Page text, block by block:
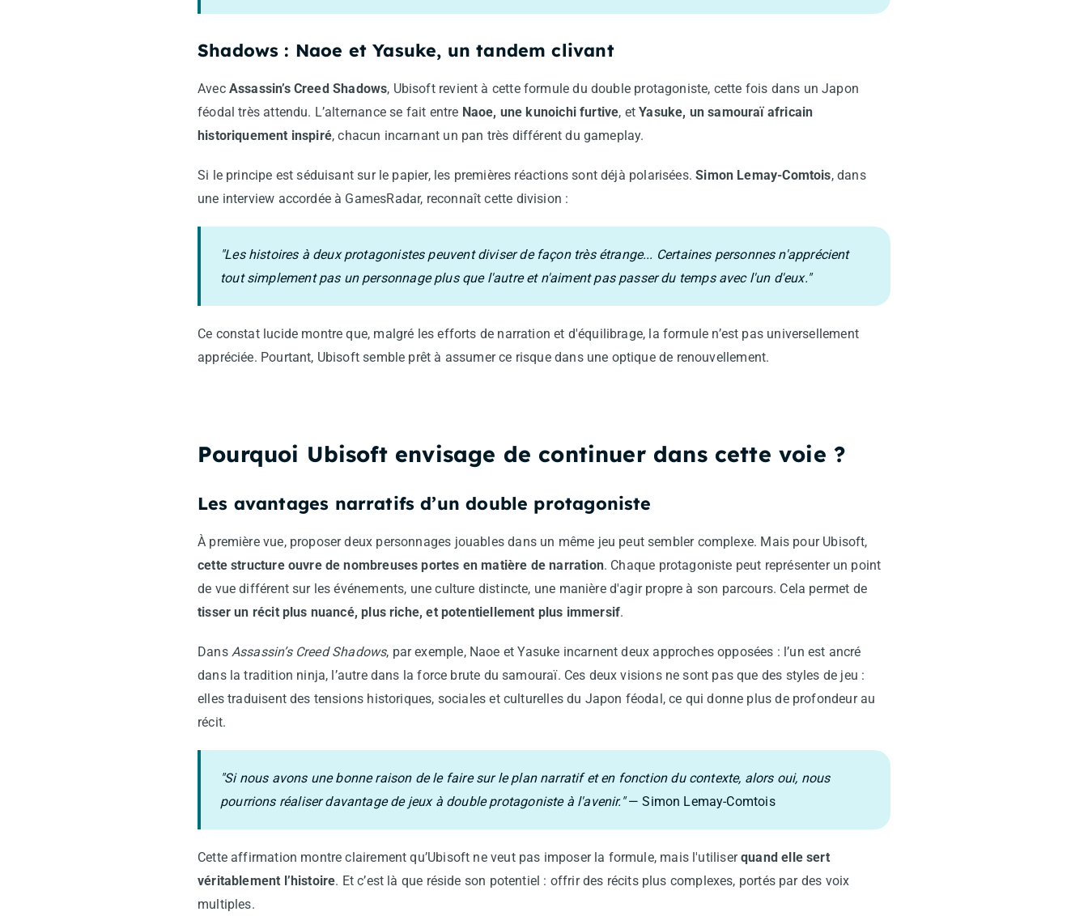
Shadows : Naoe et Yasuke, un tandem clivant
Avec Assassin’s Creed Shadows, Ubisoft revient à cette formule du double protagoniste, cette fois dans un Japon
féodal très attendu. L’alternance se fait entre Naoe, une kunoichi furtive, etYasuke, un samouraï africain
historiquement inspiré, chacun incarnant un pan très différent du gameplay.
Si le principe est séduisant sur le papier, les premières réactions sont déjà polarisées.Simon Lemay-Comtois, dans
une interview accordée à GamesRadar, reconnaît cette division :
"Les histoires à deux protagonistes peuvent diviser de façon très étrange... Certaines personnes n'apprécient
tout simplement pas un personnage plus que l'autre et n'aiment pas passer du temps avec l'un d'eux."
Ce constat lucide montre que, malgré les efforts de narration et d'équilibrage, la formule n’est pas universellement
appréciée. Pourtant, Ubisoft semble prêt à assumer ce risque dans une optique de renouvellement.
Pourquoi Ubisoft envisage de continuer dans cette voie ?
Les avantages narratifs d’un double protagoniste
À première vue, proposer deux personnages jouables dans un même jeu peut sembler complexe. Mais pour Ubisoft,
cette structure ouvre de nombreuses portes en matière de narration. Chaque protagoniste peut représenter un point
de vue différent sur les événements, une culture distincte, une manière d'agir propre à son parcours. Cela permet de
tisser un récit plus nuancé, plus riche, et potentiellement plus immersif.
Dans Assassin’s Creed Shadows, par exemple, Naoe et Yasuke incarnent deux approches opposées : l’un est ancré
dans la tradition ninja, l’autre dans la force brute du samouraï. Ces deux visions ne sont pas que des styles de jeu :
elles traduisent des tensions historiques, sociales et culturelles du Japon féodal, ce qui donne plus de profondeur au
récit.
"Si nous avons une bonne raison de le faire sur le plan narratif et en fonction du contexte, alors oui, nous
pourrions réaliser davantage de jeux à double protagoniste à l'avenir."— Simon Lemay-Comtois
Cette affirmation montre clairement qu’Ubisoft ne veut pas imposer la formule, mais l'utiliserquand elle sert
véritablement l’histoire. Et c’est là que réside son potentiel : offrir des récits plus complexes, portés par des voix
multiples.